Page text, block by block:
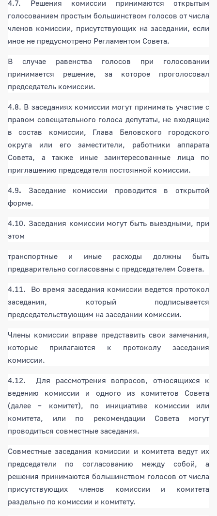
4.7. Решения комиссии принимаются открытым
голосованием простым большинством голосов от числа
членов комиссии, присутствующих на заседании, если
иное не предусмотрено Регламентом Совета.
В случае равенства голосов при голосовании
принимается решение, за которое проголосовал
председатель комиссии.
4.8. В заседаниях комиссии могут принимать участие с
правом совещательного голоса депутаты, не входящие
в состав комиссии, Глава Беловского городского
округа или его заместители, работники аппарата
Совета, а также иные заинтересованные лица по
приглашению председателя постоянной комиссии.
4.9. Заседание комиссии проводится в открытой
форме.
4.10. Заседания комиссии могут быть выездными, при
этом
транспортные и иные расходы должны быть
предварительно согласованы с председателем Совета.
4.11. Во время заседания комиссии ведется протокол
заседания, который подписывается
председательствующим на заседании комиссии.
Члены комиссии вправе представить свои замечания,
которые прилагаются к протоколу заседания
комиссии.
4.12. Для рассмотрения вопросов, относящихся к
ведению комиссии и одного из комитетов Совета
(далее – комитет), по инициативе комиссии или
комитета, или по рекомендации Совета могут
проводиться совместные заседания.
Совместные заседания комиссии и комитета ведут их
председатели по согласованию между собой, а
решения принимаются большинством голосов от числа
присутствующих членов комиссии и комитета
раздельно по комиссии и комитету.